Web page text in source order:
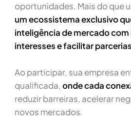
oportunidades. Mais do que
um ecossistema exclusivo
inteligência de mercado com
interesses e facilitar
Ao participar, sua empresa
qualificada, onde cada
reduzir barreiras, acelerar
novos mercados.